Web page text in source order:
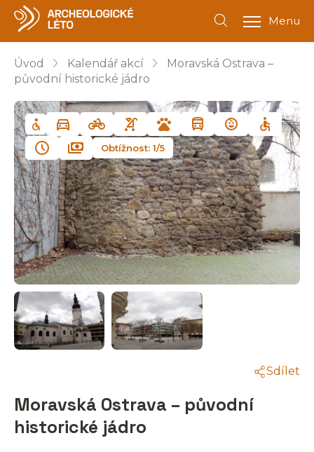
Menu
Úvod Kalendář akcí
Moravská Ostrava –
původní historické jádro
Obtížnost: 1/5
Sdílet
Moravská Ostrava – původní
historické jádro